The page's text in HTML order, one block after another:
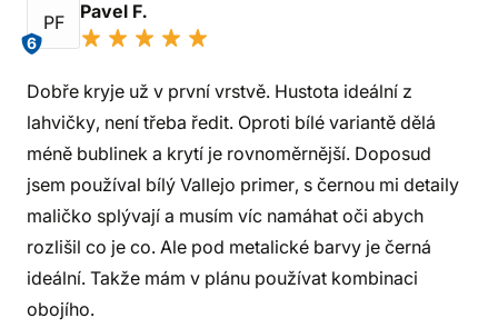
PF
6
Pavel F.
Dobře kryje už v první vrstvě. Hustota ideální z
lahvičky, není třeba ředit. Oproti bílé variantě dělá
méně bublinek a krytí je rovnoměrnější. Doposud
jsem používal bílý Vallejo primer, s černou mi detaily
maličko splývají a musím víc namáhat oči abych
rozlišil co je co. Ale pod metalické barvy je černá
ideální. Takže mám v plánu používat kombinaci
obojího.